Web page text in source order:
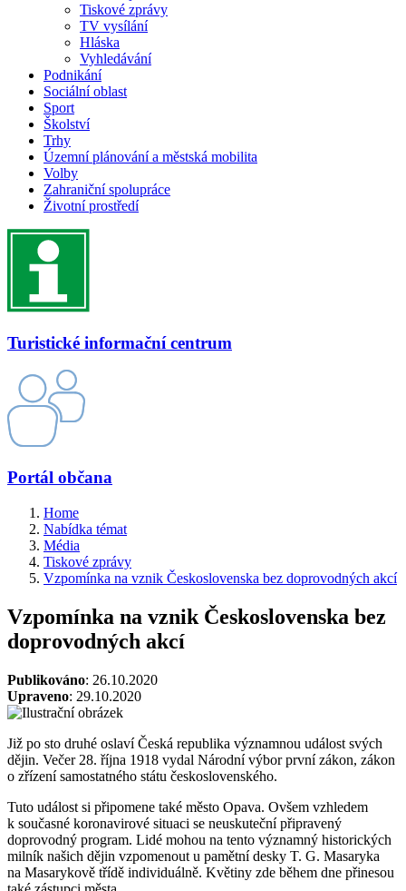
Tiskové zprávy
TV vysílání
Hláska
Vyhledávání
Podnikání
Sociální oblast
Sport
Školství
Trhy
Územní plánování a městská mobilita
Volby
Zahraniční spolupráce
Životní prostředí
Turistické informační centrum
Portál občana
Home
Nabídka témat
Média
Tiskové zprávy
Vzpomínka na vznik Československa bez doprovodných akcí
Vzpomínka na vznik Československa bez
doprovodných akcí
Publikováno: 26.10.2020
Upraveno: 29.10.2020
Již po sto druhé oslaví Česká republika významnou událost svých
dějin. Večer 28. října 1918 vydal Národní výbor první zákon, zákon
o zřízení samostatného státu československého.
Tuto událost si připomene také město Opava. Ovšem vzhledem
k současné koronavirové situaci se neuskuteční připravený
doprovodný program. Lidé mohou na tento významný historických
milník našich dějin vzpomenout u pamětní desky T. G. Masaryka
na Masarykově třídě individuálně. Květiny zde během dne přinesou